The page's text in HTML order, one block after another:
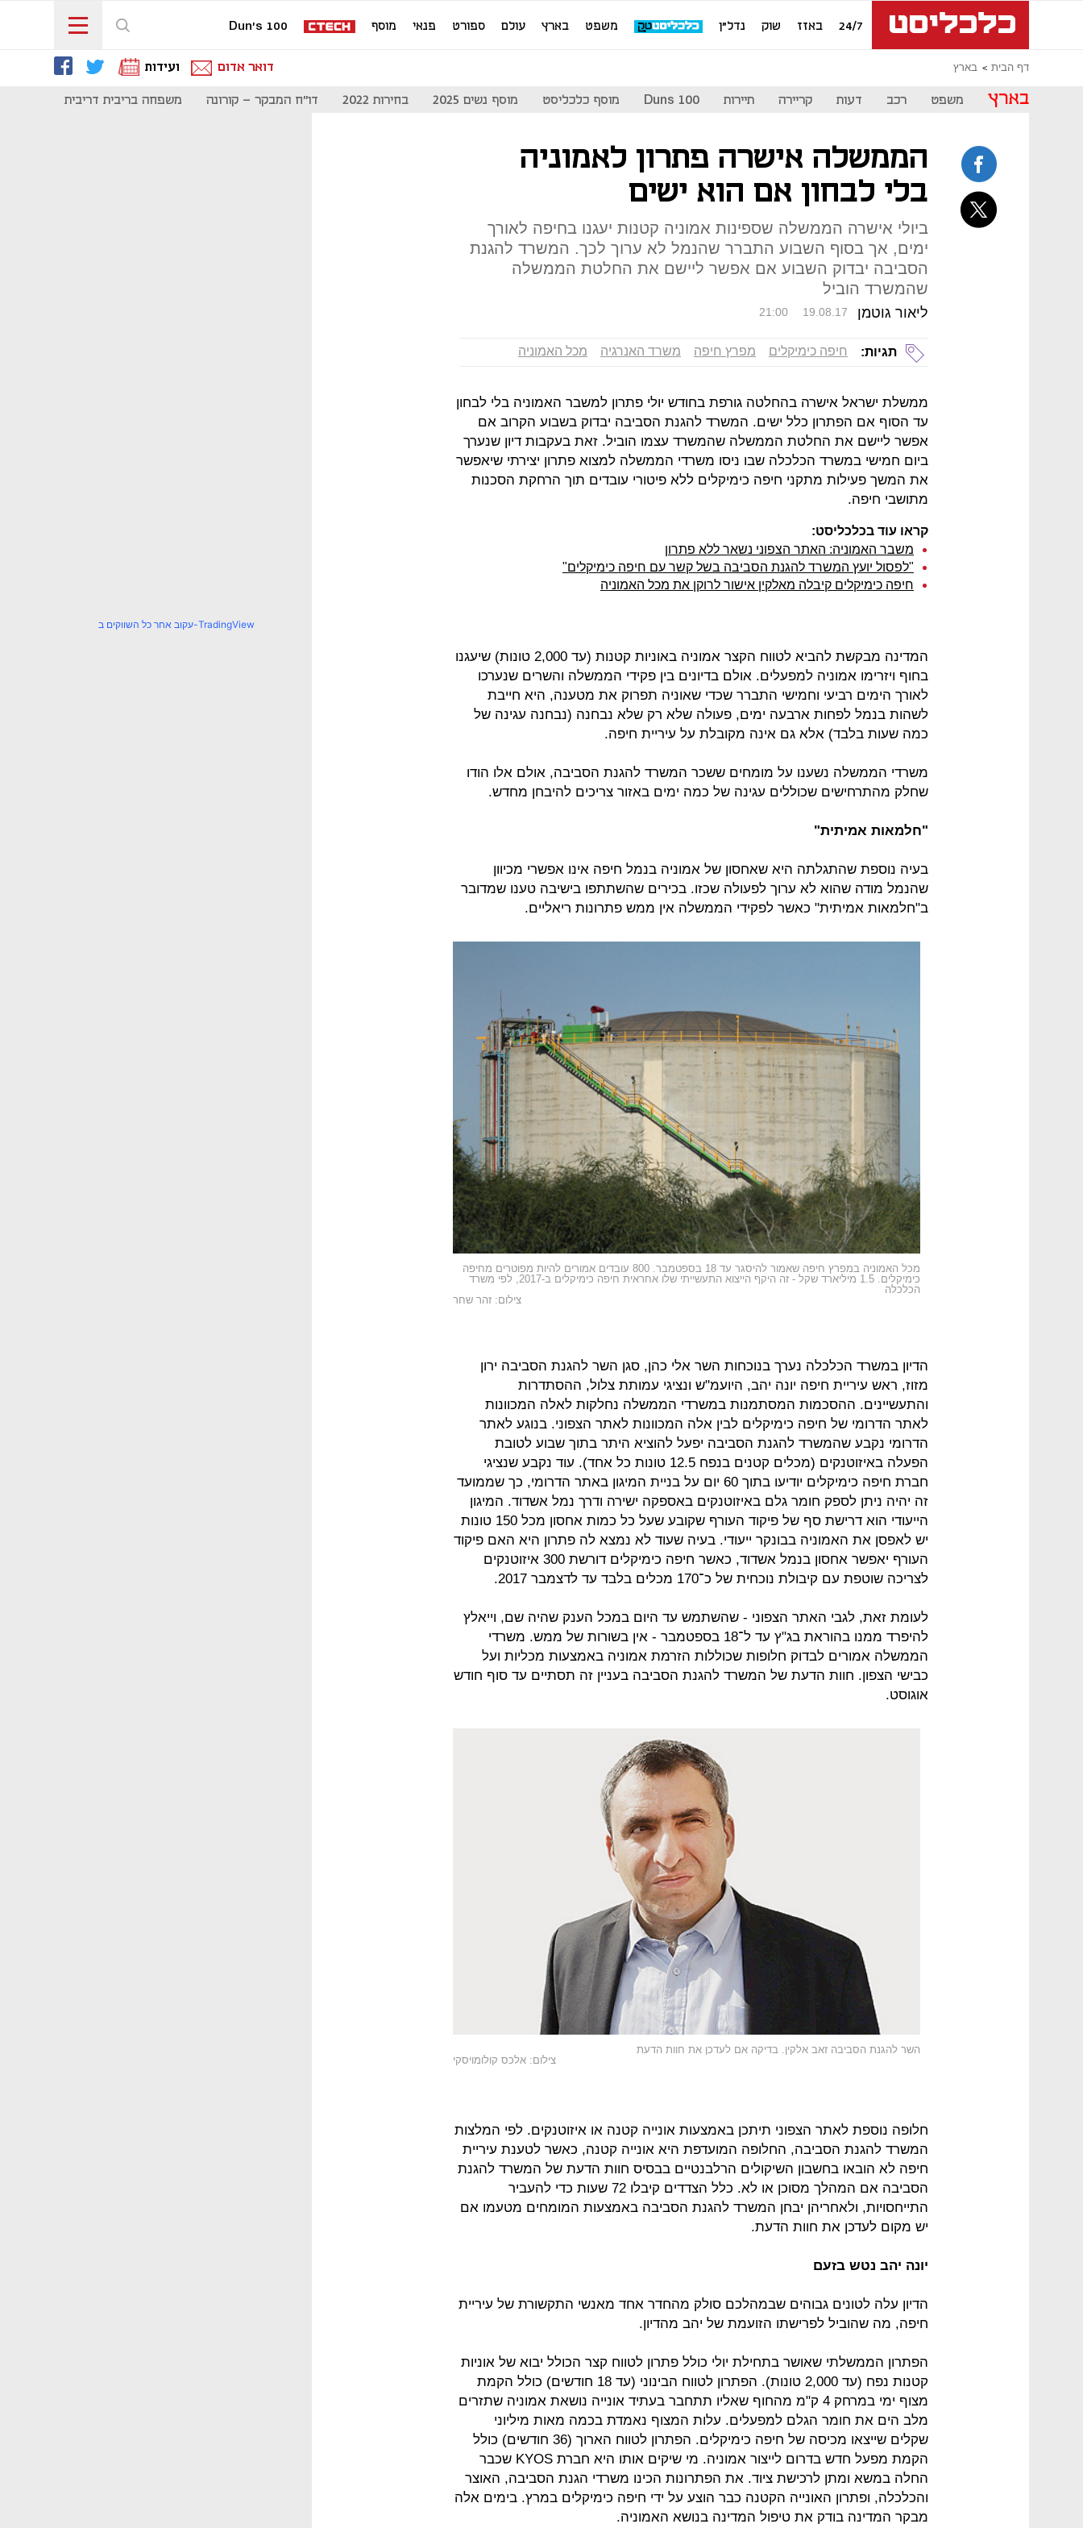
24/7 באזז שוק נדל"ן משפט בארץ עולם ספורט פנאי מוסף Dun's 100
דף הבית בארץ דואר אדום ועידות
בארץ משפט רכב דעות קריירה תיירות Duns 100 מוסף כלכליסט מוסף נשים 2025 בחירות 2022 דו"ח המבקר - קורונה משפחה בריבית דריבית
הממשלה אישרה פתרון לאמוניה
בלי לבחון אם הוא ישים
ביולי אישרה הממשלה שספינות אמוניה קטנות יעגנו בחיפה לאורך
ימים, אך בסוף השבוע התברר שהנמל לא ערוך לכך. המשרד להגנת
הסביבה יבדוק השבוע אם אפשר ליישם את החלטת הממשלה
שהמשרד הוביל
ליאור גוטמן 21:00 19.08.17
תגיות: חיפה כימיקלים מפרץ חיפה משרד האנרגיה מכל האמוניה
ממשלת ישראל אישרה בהחלטה גורפת בחודש יולי פתרון למשבר האמוניה בלי לבחון
עד הסוף אם הפתרון כלל ישים. המשרד להגנת הסביבה יבדוק בשבוע הקרוב אם
אפשר ליישם את החלטת הממשלה שהמשרד עצמו הוביל. זאת בעקבות דיון שנערך
ביום חמישי במשרד הכלכלה שבו ניסו משרדי הממשלה למצוא פתרון יצירתי שיאפשר
את המשך פעילות מתקני חיפה כימיקלים ללא פיטורי עובדים תוך הרחקת הסכנות
מתושבי חיפה.
קראו עוד בכלכליסט:
משבר האמוניה: האתר הצפוני נשאר ללא פתרון
"לפסול יועץ המשרד להגנת הסביבה בשל קשר עם חיפה כימיקלים"
חיפה כימיקלים קיבלה מאלקין אישור לרוקן את מכל האמוניה
המדינה מבקשת להביא לטווח הקצר אמוניה באוניות קטנות (עד 2,000 טונות) שיעגנו
בחוף ויזרימו אמוניה למפעלים. אולם בדיונים בין פקידי הממשלה והשרים שנערכו
לאורך הימים רביעי וחמישי התברר שכדי שאוניה תפרוק את מטענה, היא חייבת
לשהות בנמל לפחות ארבעה ימים, פעולה שלא רק שלא נבחנה (נבחנה עגינה של
כמה שעות בלבד) אלא גם אינה מקובלת על עיריית חיפה.
משרדי הממשלה נשענו על מומחים ששכר המשרד להגנת הסביבה, אולם אלו הודו
שחלק מהתרחישים שכוללים עגינה של כמה ימים באזור צריכים להיבחן מחדש.
"חלמאות אמיתית"
בעיה נוספת שהתגלתה היא שאחסון של אמוניה בנמל חיפה אינו אפשרי מכיוון
שהנמל מודה שהוא לא ערוך לפעולה שכזו. בכירים שהשתתפו בישיבה טענו שמדובר
ב"חלמאות אמיתית" כאשר לפקידי הממשלה אין ממש פתרונות ריאליים.
מכל האמוניה במפרץ חיפה שאמור להיסגר עד 18 בספטמבר. 800 עובדים אמורים להיות מפוטרים מחיפה
כימיקלים. 1.5 מיליארד שקל - זה היקף הייצוא התעשייתי שלו אחראית חיפה כימיקלים ב-2017, לפי משרד
הכלכלה
צילום: זהר שחר
הדיון במשרד הכלכלה נערך בנוכחות השר אלי כהן, סגן השר להגנת הסביבה ירון
מזוז, ראש עיריית חיפה יונה יהב, היועמ"ש ונציגי עמותת צלול, ההסתדרות
והתעשיינים. ההסכמות המסתמנות במשרדי הממשלה נחלקות לאלה המכוונות
לאתר הדרומי של חיפה כימיקלים לבין אלה המכוונות לאתר הצפוני. בנוגע לאתר
הדרומי נקבע שהמשרד להגנת הסביבה יפעל להוציא היתר בתוך שבוע לטובת
הפעלה באיזוטנקים (מכלים קטנים בנפח 12.5 טונות כל אחד). עוד נקבע שנציגי
חברת חיפה כימיקלים יודיעו בתוך 60 יום על בניית המיגון באתר הדרומי, כך שממועד
זה יהיה ניתן לספק חומר גלם באיזוטנקים באספקה ישירה ודרך נמל אשדוד. המיגון
הייעודי הוא דרישת סף של פיקוד העורף שקובע שעל כל כמות אחסון מכל 150 טונות
יש לאפסן את האמוניה בבונקר ייעודי. בעיה שעוד לא נמצא לה פתרון היא האם פיקוד
העורף יאפשר אחסון בנמל אשדוד, כאשר חיפה כימיקלים דורשת 300 איזוטנקים
לצריכה שוטפת עם קיבולת נוכחית של כ־170 מכלים בלבד עד לדצמבר 2017.
לעומת זאת, לגבי האתר הצפוני - שהשתמש עד היום במכל הענק שהיה שם, וייאלץ
להיפרד ממנו בהוראת בג"ץ עד ל־18 בספטמבר - אין בשורות של ממש. משרדי
הממשלה אמורים לבדוק חלופות שכוללות הזרמת אמוניה באמצעות מכליות ועל
כבישי הצפון. חוות הדעת של המשרד להגנת הסביבה בעניין זה תסתיים עד סוף חודש
אוגוסט.
השר להגנת הסביבה זאב אלקין. בדיקה אם לעדכן את חוות הדעת
צילום: אלכס קולומויסקי
חלופה נוספת לאתר הצפוני תיתכן באמצעות אונייה קטנה או איזוטנקים. לפי המלצות
המשרד להגנת הסביבה, החלופה המועדפת היא אונייה קטנה, כאשר לטענת עיריית
חיפה לא הובאו בחשבון השיקולים הרלבנטיים בבסיס חוות הדעת של המשרד להגנת
הסביבה אם המהלך מסוכן או לא. כלל הצדדים קיבלו 72 שעות כדי להעביר
התייחסויות, ולאחריהן יבחן המשרד להגנת הסביבה באמצעות המומחים מטעמו אם
יש מקום לעדכן את חוות הדעת.
יונה יהב נטש בזעם
הדיון עלה לטונים גבוהים שבמהלכם סולק מהחדר אחד מאנשי התקשורת של עיריית
חיפה, מה שהוביל לפרישתו הזועמת של יהב מהדיון.
הפתרון הממשלתי שאושר בתחילת יולי כולל פתרון לטווח קצר הכולל יבוא של אוניות
קטנות נפח (עד 2,000 טונות). הפתרון לטווח הבינוני (עד 18 חודשים) כולל הקמת
מצוף ימי במרחק 4 ק"מ מהחוף שאליו תתחבר בעתיד אונייה נושאת אמוניה שתזרים
מלב הים את חומר הגלם למפעלים. עלות המצוף נאמדת בכמה מאות מיליוני
שקלים שייצאו מכיסה של חיפה כימיקלים. הפתרון לטווח הארוך (36 חודשים) כולל
הקמת מפעל חדש בדרום לייצור אמוניה. מי שיקים אותו היא חברת KYOS שכבר
החלה במשא ומתן לרכישת ציוד. את הפתרונות הכינו משרדי הגנת הסביבה, האוצר
והכלכלה, ופתרון האונייה הקטנה כבר הוצע על ידי חיפה כימיקלים במרץ. בימים אלה
מבקר המדינה בודק את טיפול המדינה בנושא האמוניה.
עקוב אחר כל השווקים ב-TradingView